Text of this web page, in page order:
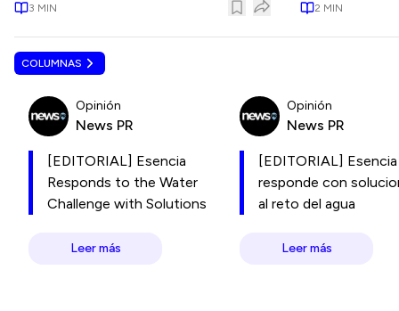
3 MIN 2 MIN
COLUMNAS
Opinión
News PR
[EDITORIAL] Esencia
Responds to the Water
Challenge with Solutions
Leer más
Opinión
News PR
[EDITORIAL] Esencia
responde con
al reto del agua
Leer más